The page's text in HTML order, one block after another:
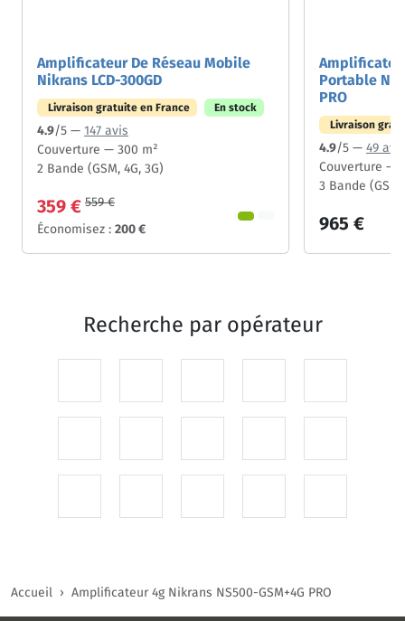
Amplificateur De Réseau Mobile
Nikrans LCD-300GD
Livraison gratuite en France En stock
4.9/5 — 147 avis
Couverture — 300 m²
2 Bande (GSM, 4G, 3G)
359 € 559 €
Économisez : 200 €
Portable
PRO
Livraison
4.9/5 — 49 avis
Couverture —
3 Bande (GSM,
965 €
Recherche par opérateur
Accueil Amplificateur 4g Nikrans NS500-GSM+4G PRO